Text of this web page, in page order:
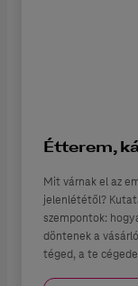
Étterem,
Mit várnak el az
jelenlététől?
szempontok:
döntenek a
téged, a te